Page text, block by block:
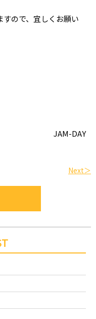
ので、宜しくお願い
JAM-DAY
Next＞